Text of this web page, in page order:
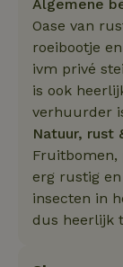
Algemene
Oase van
roeibootje
ivm privé
is ook
verhuurder
Natuur, rust
Fruitbomen,
erg rustig
insecten in
dus heerlijk